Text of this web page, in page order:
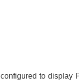
to display